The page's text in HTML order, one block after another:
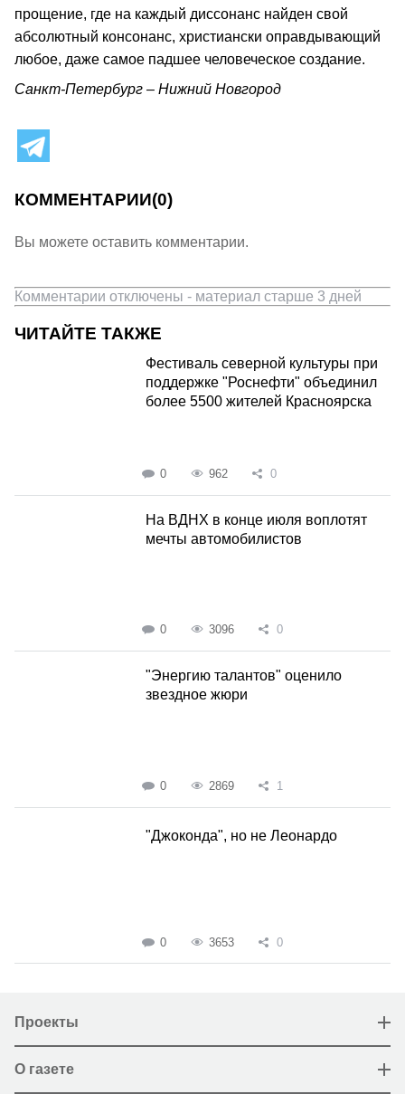
прощение, где на каждый диссонанс найден свой
абсолютный консонанс, христиански оправдывающий
любое, даже самое падшее человеческое создание.
Санкт-Петербург – Нижний Новгород
КОММЕНТАРИИ(0)
Вы можете оставить комментарии.
Комментарии отключены - материал старше 3 дней
ЧИТАЙТЕ ТАКЖЕ
Фестиваль северной культуры при
поддержке "Роснефти" объединил
более 5500 жителей Красноярска
0 962 0
На ВДНХ в конце июля воплотят
мечты автомобилистов
0 3096 0
"Энергию талантов" оценило
звездное жюри
0 2869 1
"Джоконда", но не Леонардо
0 3653 0
Проекты
О газете